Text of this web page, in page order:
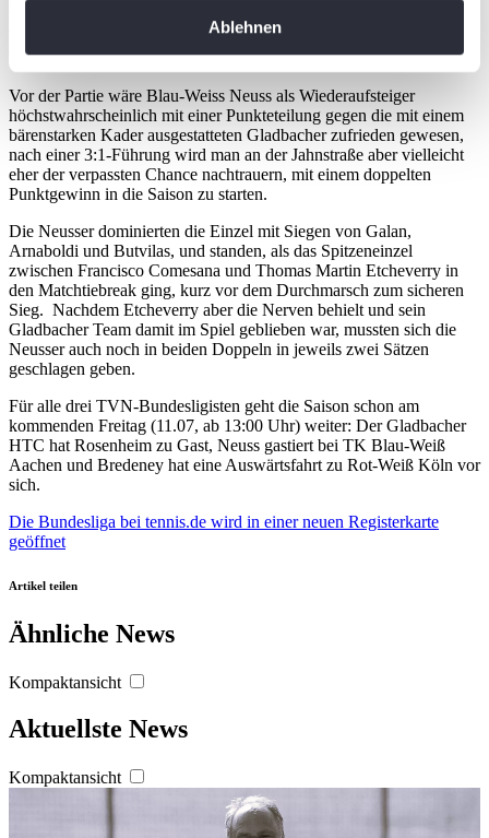
bestimmten Merkmalen (Fingerprinting) identifizieren
Erfahren Sie mehr darüber, wie Ihre persönlichen Daten
verarbeitet werden, und legen Sie Ihre Präferenzen im
Abschnitt Einzelheitenfest.
Wir verwenden Cookies, um Inhalte und Anzeigen zu
personalisieren, Funktionen für soziale Medien anbieten
zu können und die Zugriffe auf unsere Website zu
analysieren. Außerdem geben wir Informationen zu Ihrer
Verwendung unserer Website an unsere Partner für
soziale Medien, Werbung und Analysen weiter. Unsere
Partner führen diese Informationen möglicherweise mit
weiteren Daten zusammen, die Sie ihnen bereitgestellt
haben oder die sie im Rahmen Ihrer Nutzung der Dienste
gesammelt haben. DieCookie-Einstellungen können
jederzeit über den Link im Footer aufgerufen und
angepasst werden.
Ablehnen
Heimsieg
Vor der Partie wäre Blau-Weiss Neuss als Wiederaufsteiger
höchstwahrscheinlich mit einer Punkteteilung gegen die mit einem
bärenstarken Kader ausgestatteten Gladbacher zufrieden gewesen,
nach einer 3:1-Führung wird man an der Jahnstraße aber vielleicht
eher der verpassten Chance nachtrauern, mit einem doppelten
Punktgewinn in die Saison zu starten.
Die Neusser dominierten die Einzel mit Siegen von Galan,
Arnaboldi und Butvilas, und standen, als das Spitzeneinzel
zwischen Francisco Comesana und Thomas Martin Etcheverry in
den Matchtiebreak ging, kurz vor dem Durchmarsch zum sicheren
Sieg. Nachdem Etcheverry aber die Nerven behielt und sein
Gladbacher Team damit im Spiel geblieben war, mussten sich die
Neusser auch noch in beiden Doppeln in jeweils zwei Sätzen
geschlagen geben.
Für alle drei TVN-Bundesligisten geht die Saison schon am
kommenden Freitag (11.07, ab 13:00 Uhr) weiter: Der Gladbacher
HTC hat Rosenheim zu Gast, Neuss gastiert bei TK Blau-Weiß
Aachen und Bredeney hat eine Auswärtsfahrt zu Rot-Weiß Köln vor
sich.
Die Bundesliga bei tennis.de wird in einer neuen Registerkarte
geöffnet
Artikel teilen
Ähnliche News
Kompaktansicht
Aktuellste News
Kompaktansicht